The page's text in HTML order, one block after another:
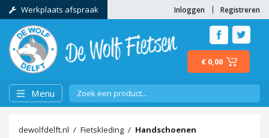
Werkplaats afspraak Registreren
Inloggen
€ 0,00
Menu
dewolfdelft.nl Fietskleding Handschoenen